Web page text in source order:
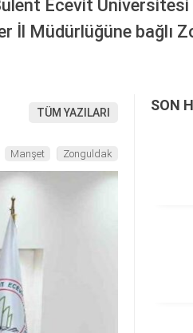
Ecevit Üniversitesi
İl Müdürlüğüne bağlı
TÜM YAZILARI
Manşet Zonguldak
SON